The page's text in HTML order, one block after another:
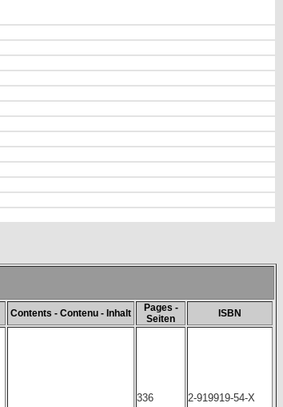
Contents - Contenu - Inhalt
Pages -
Seiten
ISBN
336 2-919919-54-X